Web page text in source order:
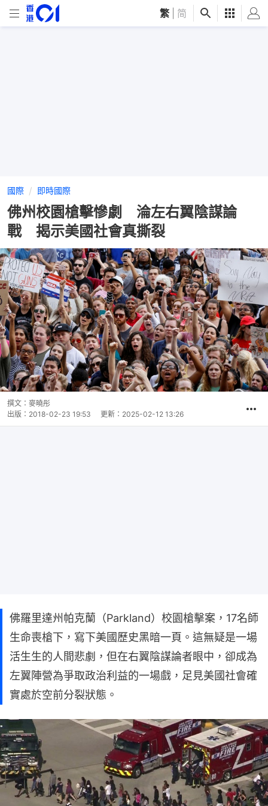
繁 简
國際 即時國際
佛州校園槍擊慘劇 淪左右翼陰謀論
戰 揭示美國社會真撕裂
撰文： 麥曉彤
出版： 2018-02-23 19:53 更新： 2025-02-12 13:26
佛羅里達州帕克蘭（Parkland）校園槍擊案，17名師
生命喪槍下，寫下美國歷史黑暗一頁。這無疑是一場
活生生的人間悲劇，但在右翼陰謀論者眼中，卻成為
左翼陣營為爭取政治利益的一場戲，足見美國社會確
實處於空前分裂狀態。